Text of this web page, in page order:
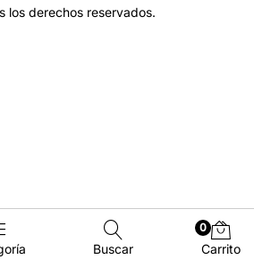
derechos reservados.
Buscar
0
Carrito